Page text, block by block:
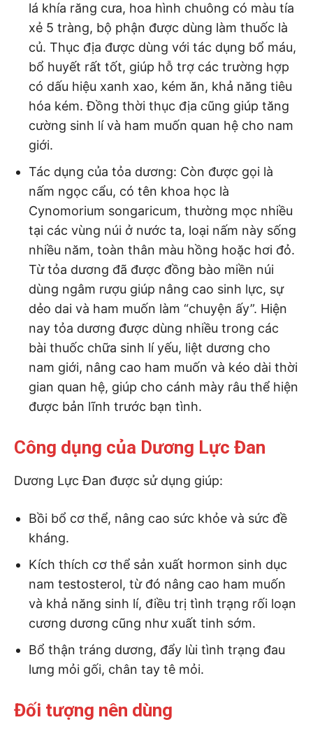
lá khía răng cưa, hoa hình chuông có màu tía
xẻ 5 tràng, bộ phận được dùng làm thuốc là
củ. Thục địa được dùng với tác dụng bổ máu,
bổ huyết rất tốt, giúp hỗ trợ các trường hợp
có dấu hiệu xanh xao, kém ăn, khả năng tiêu
hóa kém. Đồng thời thục địa cũng giúp tăng
cường sinh lí và ham muốn quan hệ cho nam
giới.
Tác dụng của tỏa dương: Còn được gọi là
nấm ngọc cẩu, có tên khoa học là
Cynomorium songaricum, thường mọc nhiều
tại các vùng núi ở nước ta, loại nấm này sống
nhiều năm, toàn thân màu hồng hoặc hơi đỏ.
Từ tỏa dương đã được đồng bào miền núi
dùng ngâm rượu giúp nâng cao sinh lực, sự
dẻo dai và ham muốn làm “chuyện ấy”. Hiện
nay tỏa dương được dùng nhiều trong các
bài thuốc chữa sinh lí yếu, liệt dương cho
nam giới, nâng cao ham muốn và kéo dài thời
gian quan hệ, giúp cho cánh mày râu thể hiện
được bản lĩnh trước bạn tình.
Công dụng của Dương Lực Đan
Dương Lực Đan được sử dụng giúp:
Bồi bổ cơ thể, nâng cao sức khỏe và sức đề
kháng.
Kích thích cơ thể sản xuất hormon sinh dục
nam testosterol, từ đó nâng cao ham muốn
và khả năng sinh lí, điều trị tình trạng rối loạn
cương dương cũng như xuất tinh sớm.
Bổ thận tráng dương, đẩy lùi tình trạng đau
lưng mỏi gối, chân tay tê mỏi.
Đối tượng nên dùng